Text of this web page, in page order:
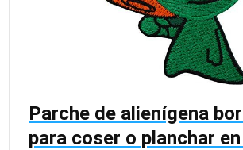
Parche de alienígena
para coser o planchar